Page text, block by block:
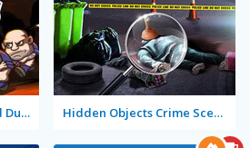
Money Movers 3: Guard Duty Hidden Objects Crime Scene